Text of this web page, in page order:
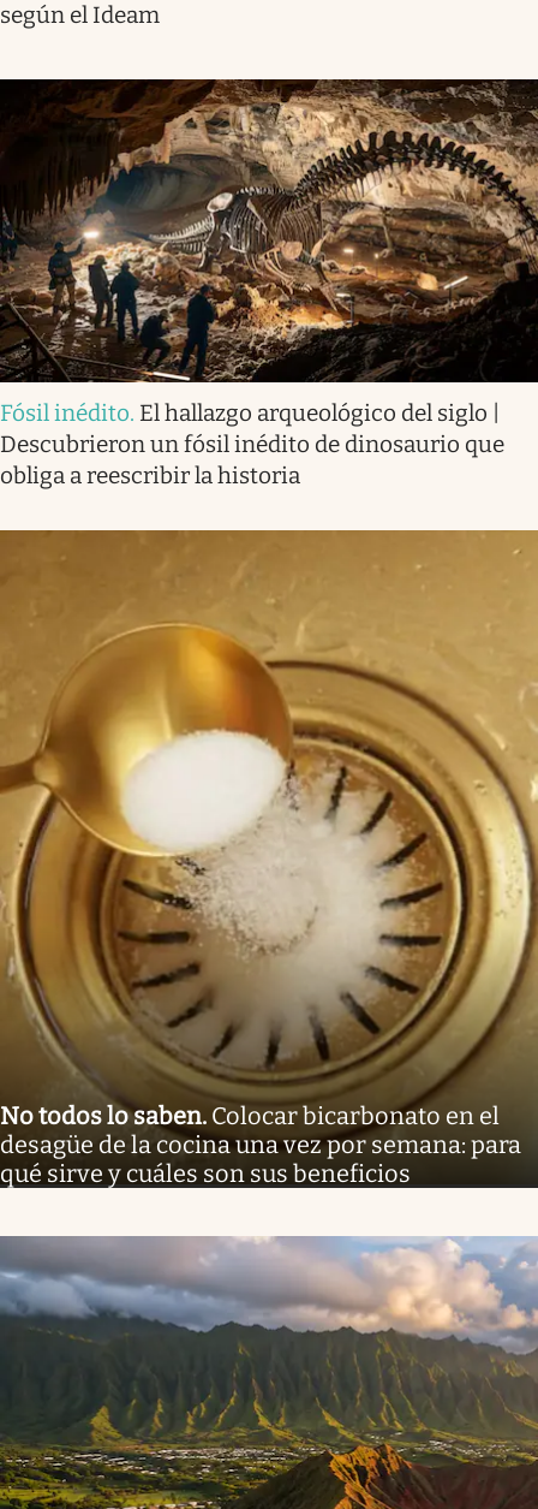
según el Ideam
Fósil inédito. El hallazgo arqueológico del siglo |
Descubrieron un fósil inédito de dinosaurio que
obliga a reescribir la historia
No todos lo saben. Colocar bicarbonato en el
desagüe de la cocina una vez por semana: para
qué sirve y cuáles son sus beneficios